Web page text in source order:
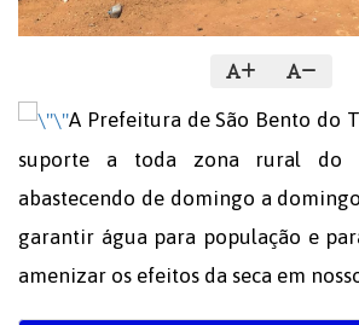
A Prefeitura de São Bento do
suporte a toda zona rural do
abastecendo de domingo a
garantir água para população e
amenizar os efeitos da seca em